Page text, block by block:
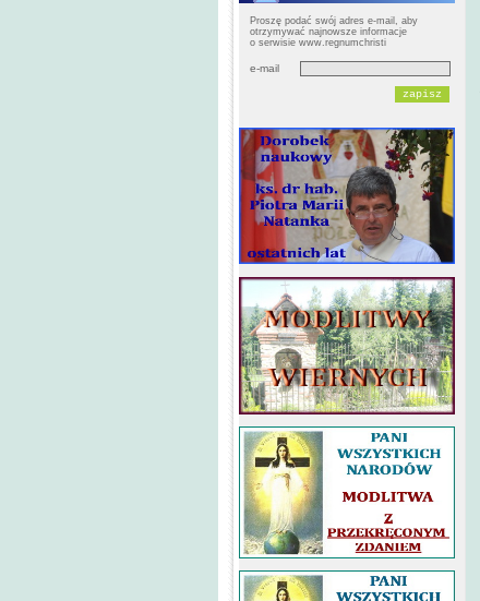
Proszę podać swój adres e-mail, aby
otrzymywać najnowsze informacje
o serwisie www.regnumchristi
e-mail